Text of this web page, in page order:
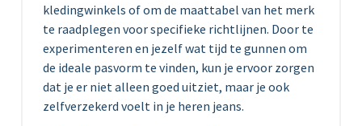
kledingwinkels of om de maattabel van het merk
te raadplegen voor specifieke richtlijnen. Door te
experimenteren en jezelf wat tijd te gunnen om
de ideale pasvorm te vinden, kun je ervoor zorgen
dat je er niet alleen goed uitziet, maar je ook
zelfverzekerd voelt in je heren jeans.